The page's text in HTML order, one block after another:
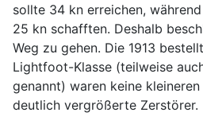
sollte 34 kn erreichen,
25 kn schafften. Deshalb
Weg zu gehen. Die 1913
Lightfoot-Klasse (teilweise
genannt) waren keine
deutlich vergrößerte Zerstörer.